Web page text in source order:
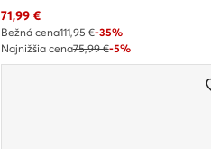
Aktuálna cena
71,99€
Bežná cena111,95 €-35%
Najnižšia cena75,99 €-5%